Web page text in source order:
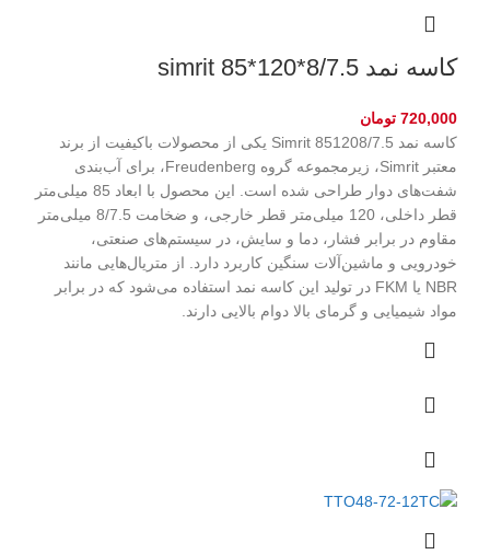
کاسه نمد simrit 85*120*8/7.5
720,000 تومان
کاسه نمد Simrit 851208/7.5 یکی از محصولات باکیفیت از برند
معتبر Simrit، زیرمجموعه گروه Freudenberg، برای آب‌بندی
شفت‌های دوار طراحی شده است. این محصول با ابعاد 85 میلی‌متر
قطر داخلی، 120 میلی‌متر قطر خارجی، و ضخامت 8/7.5 میلی‌متر
مقاوم در برابر فشار، دما و سایش، در سیستم‌های صنعتی،
خودرویی و ماشین‌آلات سنگین کاربرد دارد. از متریال‌هایی مانند
NBR یا FKM در تولید این کاسه نمد استفاده می‌شود که در برابر
مواد شیمیایی و گرمای بالا دوام بالایی دارند.